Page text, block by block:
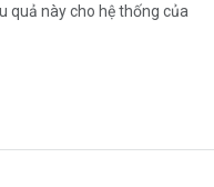
quả này cho hệ thống của